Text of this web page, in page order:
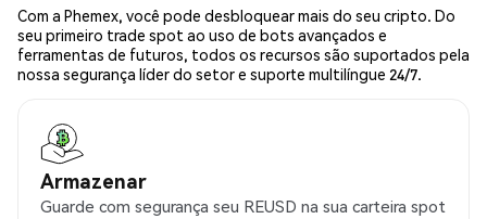
Com a Phemex, você pode desbloquear mais do seu cripto. Do
seu primeiro trade spot ao uso de bots avançados e
ferramentas de futuros, todos os recursos são suportados pela
nossa segurança líder do setor e suporte multilíngue 24/7.
Armazenar
Guarde com segurança seu REUSD na sua carteira spot